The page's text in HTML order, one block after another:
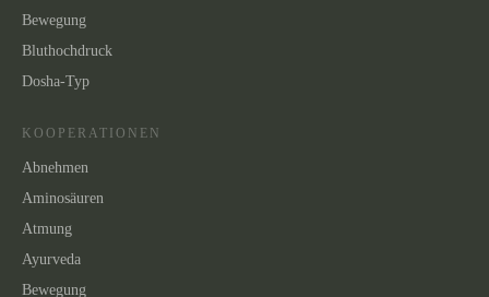
Bewegung
Bluthochdruck
Dosha-Typ
KOOPERATIONEN
Abnehmen
Aminosäuren
Atmung
Ayurveda
Bewegung